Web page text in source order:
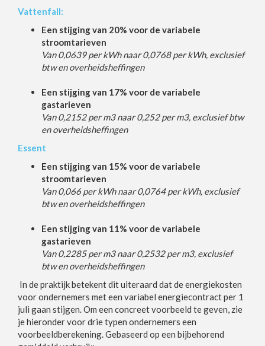
Vattenfall:
Een stijging van 20% voor de variabele
stroomtarieven
Van 0,0639 per kWh naar 0,0768 per kWh, exclusief
btw en overheidsheffingen
Een stijging van 17% voor de variabele
gastarieven
Van 0,2152 per m3 naar 0,252 per m3, exclusief btw
en overheidsheffingen
Essent
Een stijging van 15% voor de variabele
stroomtarieven
Van 0,066 per kWh naar 0,0764 per kWh, exclusief
btw en overheidsheffingen
Een stijging van 11% voor de variabele
gastarieven
Van 0,2285 per m3 naar 0,2532 per m3, exclusief
btw en overheidsheffingen
In de praktijk betekent dit uiteraard dat de energiekosten
voor ondernemers met een variabel energiecontract per 1
juli gaan stijgen. Om een concreet voorbeeld te geven, zie
je hieronder voor drie typen ondernemers een
voorbeeldberekening. Gebaseerd op een bijbehorend